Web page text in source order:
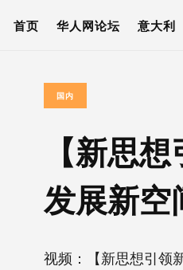
首页 华人网论坛 意大利
国内
【新思
发展新空
视频：【新思想引